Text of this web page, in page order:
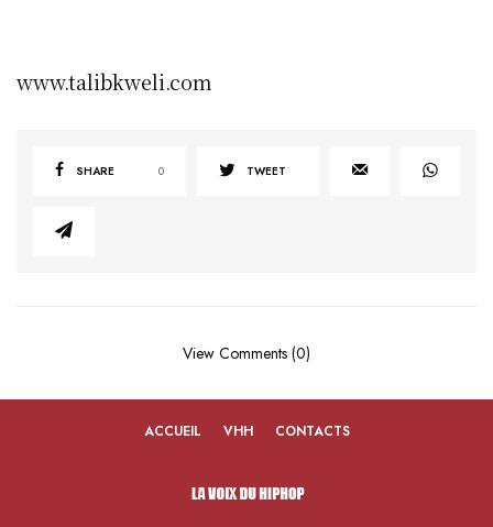
www.talibkweli.com
SHARE 0 TWEET
View Comments (0)
ACCUEIL VHH CONTACTS